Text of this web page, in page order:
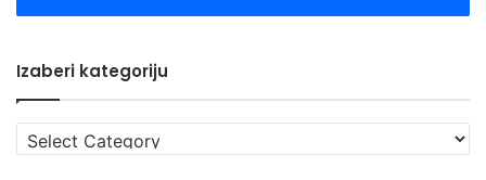
Izaberi kategoriju
Izaberi
kategoriju